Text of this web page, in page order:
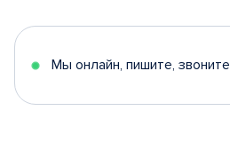
Мы онлайн, пишите, звоните